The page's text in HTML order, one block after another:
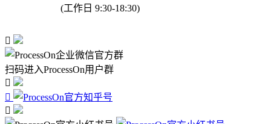
(工作日 9:30-18:30)

扫码进入ProcessOn用户群


